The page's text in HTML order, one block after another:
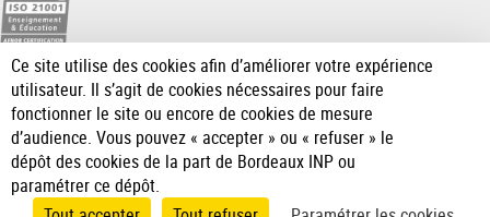
Ce site utilise des cookies afin d’améliorer votre expérience
utilisateur. Il s’agit de cookies nécessaires pour faire
fonctionner le site ou encore de cookies de mesure
d’audience. Vous pouvez « accepter » ou « refuser » le
dépôt des cookies de la part de Bordeaux INP ou
paramétrer ce dépôt.